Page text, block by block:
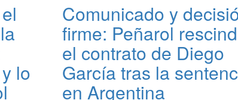
lo
Comunicado y
firme: Peñarol
el contrato de Diego
García tras la
en Argentina